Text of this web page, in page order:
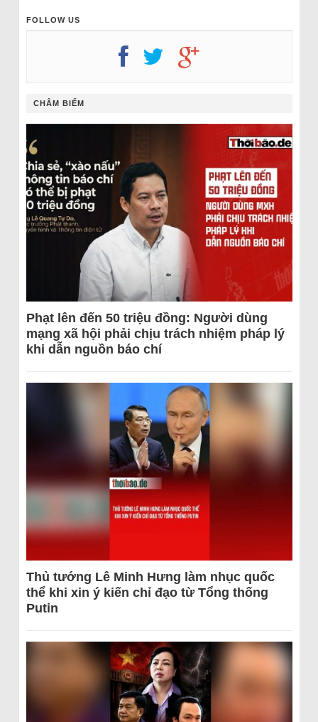
FOLLOW US
CHÂM BIẾM
Phạt lên đến 50 triệu đồng: Người dùng
mạng xã hội phải chịu trách nhiệm pháp lý
khi dẫn nguồn báo chí
Thủ tướng Lê Minh Hưng làm nhục quốc
thể khi xin ý kiến chỉ đạo từ Tổng thống
Putin